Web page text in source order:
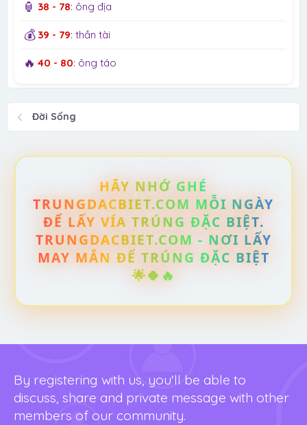
🏮 38 - 78: ông địa
💰 39 - 79: thần tài
🔥 40 - 80: ông táo
Đời Sống
HÃY NHỚ GHÉ
TRUNGDACBIET.COM MỖI NGÀY
ĐỂ LẤY VÍA TRÚNG ĐẶC BIỆT.
TRUNGDACBIET.COM - NƠI LẤY
MAY MẮN ĐỂ TRÚNG ĐẶC BIỆT
🌟🍀🔥
By registering with us, you'll be able to
discuss, share and private message with other
members of our community.